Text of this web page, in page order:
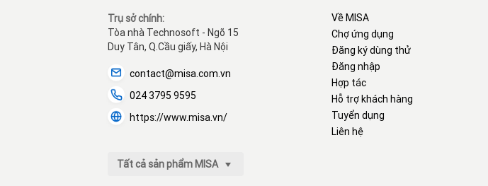
Trụ sở chính:
Tòa nhà Technosoft - Ngõ 15
Duy Tân, Q.Cầu giấy, Hà Nội
contact@misa.com.vn
024 3795 9595
https://www.misa.vn/
Tất cả sản phẩm MISA
Về MISA
Chợ ứng dụng
Đăng ký dùng thử
Đăng nhập
Hợp tác
Hỗ trợ khách hàng
Tuyển dụng
Liên hệ